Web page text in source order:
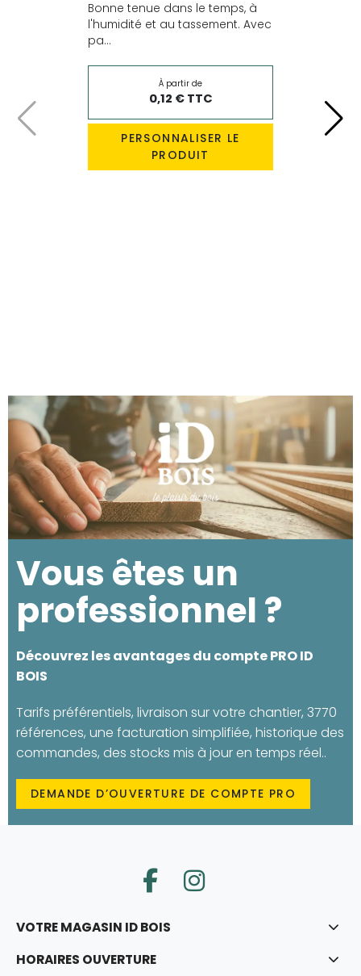
Bonne tenue dans le temps, à
l'humidité et au tassement. Avec
pa...
À partir de
0,12 € TTC
PERSONNALISER LE
PRODUIT
Précédent
Vous êtes un
professionnel ?
Découvrez les avantages du compte PRO ID
BOIS
Tarifs préférentiels, livraison sur votre chantier, 3770
références, une facturation simplifiée, historique des
commandes, des stocks mis à jour en temps réel..
DEMANDE D’OUVERTURE DE COMPTE PRO
VOTRE MAGASIN ID BOIS
HORAIRES OUVERTURE